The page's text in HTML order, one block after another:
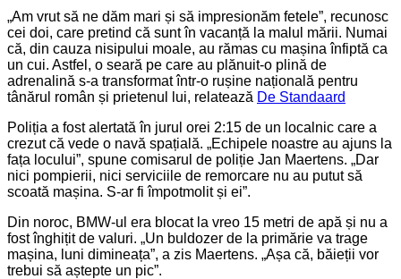
„Am vrut să ne dăm mari și să impresionăm fetele”, recunosc
cei doi, care pretind că sunt în vacanță la malul mării. Numai
că, din cauza nisipului moale, au rămas cu mașina înfiptă ca
un cui. Astfel, o seară pe care au plănuit-o plină de
adrenalină s-a transformat într-o rușine națională pentru
tânărul român și prietenul lui, relatează De Standaard
Poliția a fost alertată în jurul orei 2:15 de un localnic care a
crezut că vede o navă spațială. „Echipele noastre au ajuns la
fața locului”, spune comisarul de poliție Jan Maertens. „Dar
nici pompierii, nici serviciile de remorcare nu au putut să
scoată mașina. S-ar fi împotmolit și ei”.
Din noroc, BMW-ul era blocat la vreo 15 metri de apă și nu a
fost înghițit de valuri. „Un buldozer de la primărie va trage
mașina, luni dimineața”, a zis Maertens. „Așa că, băieții vor
trebui să aștepte un pic”.